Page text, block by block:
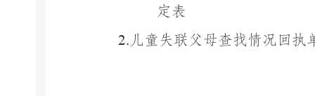
定表
2. 儿童失联父母查找情况回执